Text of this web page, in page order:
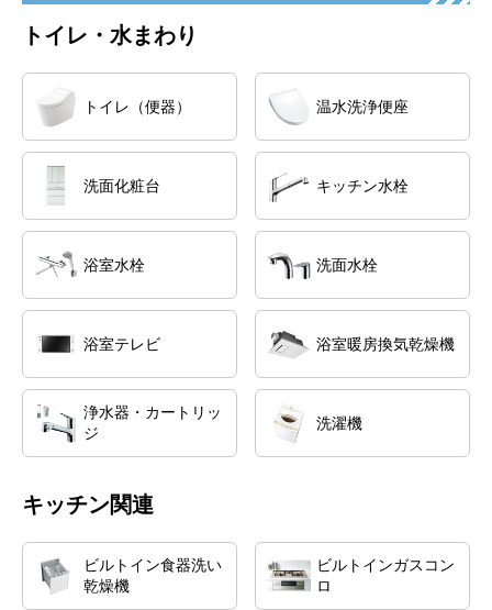
トイレ・水まわり
トイレ（便器） 温水洗浄便座
洗面化粧台 キッチン水栓
浴室水栓 洗面水栓
浴室テレビ 浴室暖房換気乾燥機
浄水器・カートリッ
ジ
洗濯機
キッチン関連
ビルトイン食器洗い
乾燥機
ビルトインガスコン
ロ